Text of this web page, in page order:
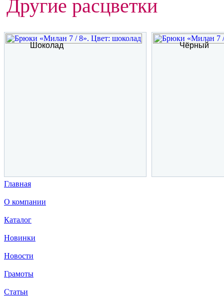
Шоколад Чёрный
Главная
О компании
Каталог
Новинки
Новости
Грамоты
Статьи